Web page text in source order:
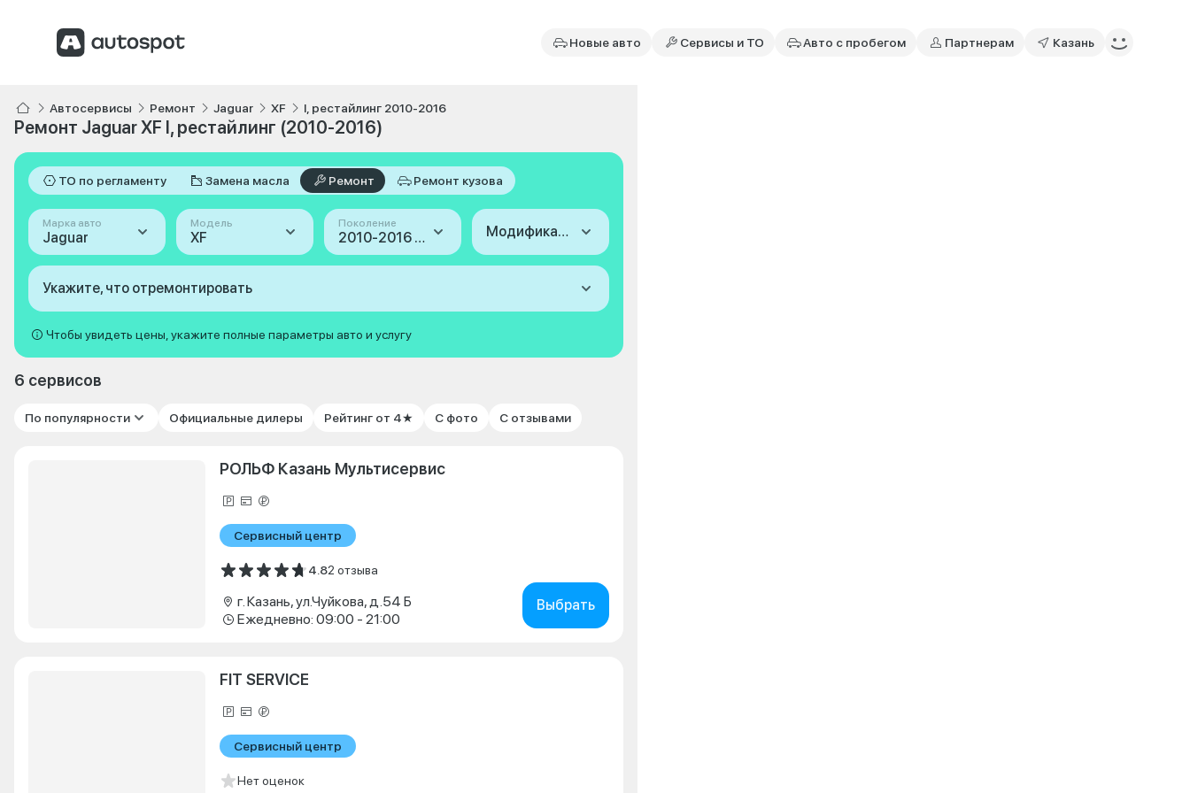
Новые авто Сервисы и ТО Авто с пробегом Партнерам Казань
Автосервисы Ремонт Jaguar XF I, рестайлинг 2010-2016
Ремонт Jaguar XF I, рестайлинг (2010-2016)
ТО по регламенту Замена масла Ремонт Ремонт кузова
Марка авто
Jaguar
Модель
XF
Поколение
2010-2016 (I, рестайлинг) Модификация
Укажите, что отремонтировать
Чтобы увидеть цены, укажите полные параметры авто и услугу
6 сервисов
По популярности Официальные дилеры Рейтинг от 4★ С фото С отзывами
РОЛЬФ Казань Мультисервис
Сервисный центр
4.82 отзыва
г. Казань, ул.Чуйкова, д.54 Б
Ежедневно: 09:00 - 21:00
Выбрать
FIT SERVICE
Сервисный центр
Нет оценок